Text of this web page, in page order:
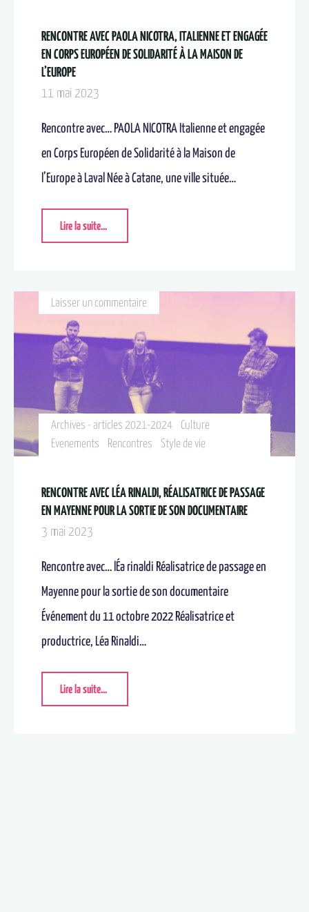
RENCONTRE AVEC PAOLA NICOTRA, ITALIENNE ET ENGAGÉE
EN CORPS EUROPÉEN DE SOLIDARITÉ À LA MAISON DE
L’EUROPE​
11 mai 2023
Rencontre avec… PAOLA NICOTRA Italienne et engagée
en Corps Européen de Solidarité à la Maison de
l’Europe à Laval Née à Catane, une ville située…
Lire la suite...
Archives - articles 2021-2024
Culture
Evenements
Rencontres Style de vie
Laisser un commentaire
RENCONTRE AVEC LÉA RINALDI, RÉALISATRICE DE PASSAGE
EN MAYENNE POUR LA SORTIE DE SON DOCUMENTAIRE​
3 mai 2023
Rencontre avec… lÉa rinaldi Réalisatrice de passage en
Mayenne pour la sortie de son documentaire
Événement du 11 octobre 2022 Réalisatrice et
productrice, Léa Rinaldi…
Lire la suite...